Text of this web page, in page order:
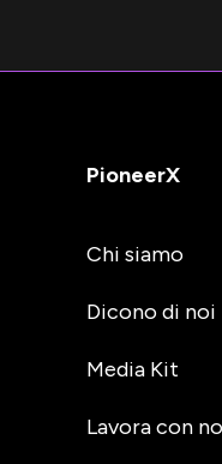
PioneerX
Chi siamo
Dicono di noi
Media Kit
Lavora con